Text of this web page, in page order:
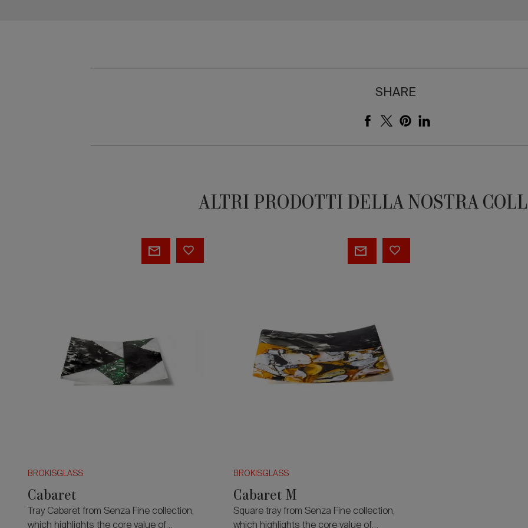
SHARE
ALTRI PRODOTTI DELLA NOSTRA
BROKISGLASS
Cabaret
Tray Cabaret from Senza Fine collection,
which highlights the core value of
BROKISGLASS
Cabaret M
Square tray from Senza Fine collection,
which highlights the core value of